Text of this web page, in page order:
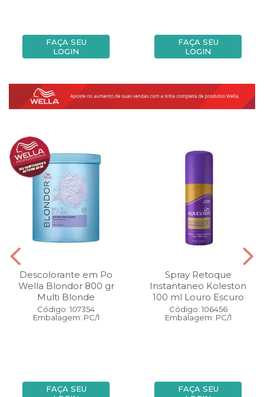
FAÇA SEU
LOGIN
FAÇA SEU
LOGIN
Descolorante em Po
Wella Blondor 800 gr
Multi Blonde
Código: 107354
Embalagem: PC/1
FAÇA SEU
Spray Retoque
Instantaneo Koleston
100 ml Louro Escuro
Código: 106456
Embalagem: PC/1
FAÇA SEU